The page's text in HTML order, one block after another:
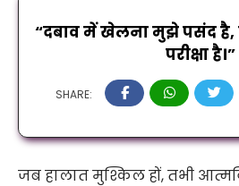
“दबाव में खेलना मुझे पसंद है,
परीक्षा है।”
SHARE:
जब हालात मुश्किल हों, तभी